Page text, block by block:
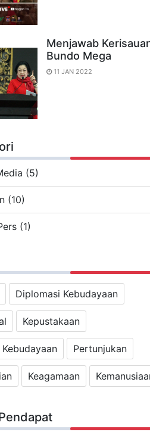
Menjawab
Bundo Mega
11 JAN 2022
(5)
(10)
(1)
Diplomasi Kebudayaan
Kepustakaan
Kebudayaan Pertunjukan
Keagamaan